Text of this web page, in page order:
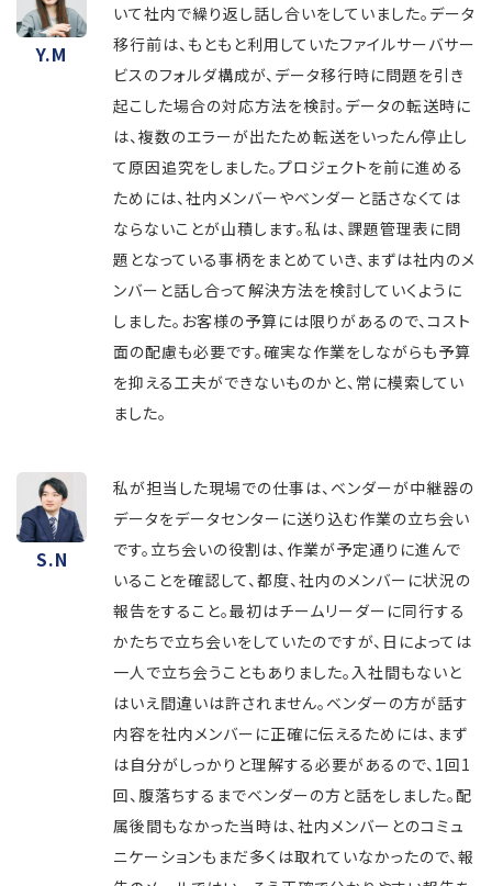
Y.M
いて社内で繰り返し話し合いをしていました。データ
移行前は、もともと利用していたファイルサーバサー
ビスのフォルダ構成が、データ移行時に問題を引き
起こした場合の対応方法を検討。データの転送時に
は、複数のエラーが出たため転送をいったん停止し
て原因追究をしました。プロジェクトを前に進める
ためには、社内メンバーやベンダーと話さなくては
ならないことが山積します。私は、課題管理表に問
題となっている事柄をまとめていき、まずは社内のメ
ンバーと話し合って解決方法を検討していくように
しました。お客様の予算には限りがあるので、コスト
面の配慮も必要です。確実な作業をしながらも予算
を抑える工夫ができないものかと、常に模索してい
ました。
S.N
私が担当した現場での仕事は、ベンダーが中継器の
データをデータセンターに送り込む作業の立ち会い
です。立ち会いの役割は、作業が予定通りに進んで
いることを確認して、都度、社内のメンバーに状況の
報告をすること。最初はチームリーダーに同行する
かたちで立ち会いをしていたのですが、日によっては
一人で立ち会うこともありました。入社間もないと
はいえ間違いは許されません。ベンダーの方が話す
内容を社内メンバーに正確に伝えるためには、まず
は自分がしっかりと理解する必要があるので、1回1
回、腹落ちするまでベンダーの方と話をしました。配
属後間もなかった当時は、社内メンバーとのコミュ
ニケーションもまだ多くは取れていなかったので、報